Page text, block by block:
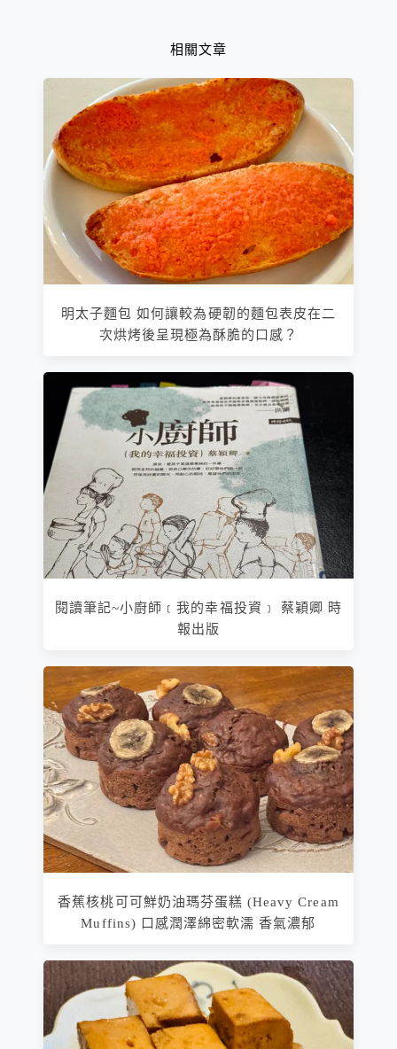
相關文章
明太子麵包 如何讓較為硬韌的麵包表皮在二
次烘烤後呈現極為酥脆的口感？
閱讀筆記~小廚師﹝我的幸福投資﹞ 蔡穎卿 時
報出版
香蕉核桃可可鮮奶油瑪芬蛋糕 (Heavy Cream
Muffins) 口感潤澤綿密軟濡 香氣濃郁